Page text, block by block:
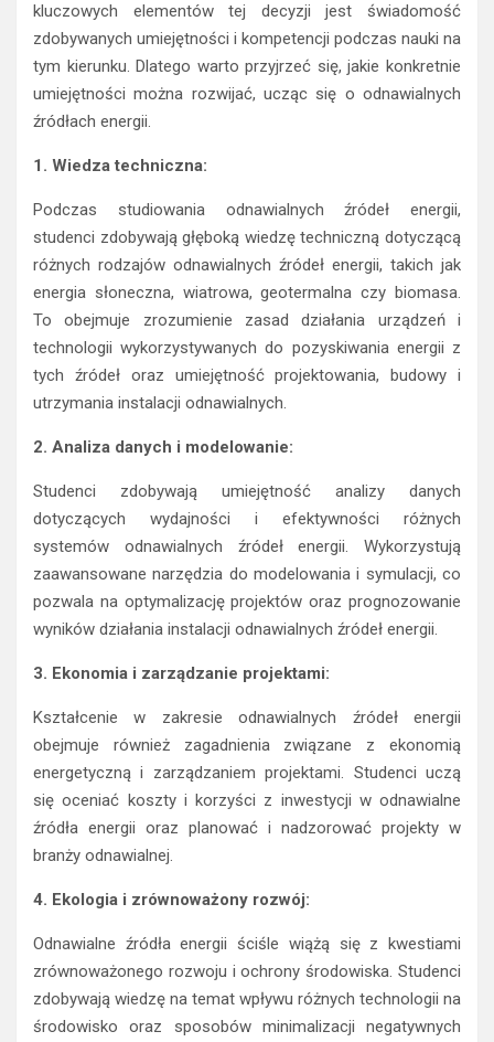
kluczowych elementów tej decyzji jest świadomość
zdobywanych umiejętności i kompetencji podczas nauki na
tym kierunku. Dlatego warto przyjrzeć się, jakie konkretnie
umiejętności można rozwijać, ucząc się o odnawialnych
źródłach energii.
1. Wiedza techniczna:
Podczas studiowania odnawialnych źródeł energii,
studenci zdobywają głęboką wiedzę techniczną dotyczącą
różnych rodzajów odnawialnych źródeł energii, takich jak
energia słoneczna, wiatrowa, geotermalna czy biomasa.
To obejmuje zrozumienie zasad działania urządzeń i
technologii wykorzystywanych do pozyskiwania energii z
tych źródeł oraz umiejętność projektowania, budowy i
utrzymania instalacji odnawialnych.
2. Analiza danych i modelowanie:
Studenci zdobywają umiejętność analizy danych
dotyczących wydajności i efektywności różnych
systemów odnawialnych źródeł energii. Wykorzystują
zaawansowane narzędzia do modelowania i symulacji, co
pozwala na optymalizację projektów oraz prognozowanie
wyników działania instalacji odnawialnych źródeł energii.
3. Ekonomia i zarządzanie projektami:
Kształcenie w zakresie odnawialnych źródeł energii
obejmuje również zagadnienia związane z ekonomią
energetyczną i zarządzaniem projektami. Studenci uczą
się oceniać koszty i korzyści z inwestycji w odnawialne
źródła energii oraz planować i nadzorować projekty w
branży odnawialnej.
4. Ekologia i zrównoważony rozwój:
Odnawialne źródła energii ściśle wiążą się z kwestiami
zrównoważonego rozwoju i ochrony środowiska. Studenci
zdobywają wiedzę na temat wpływu różnych technologii na
środowisko oraz sposobów minimalizacji negatywnych